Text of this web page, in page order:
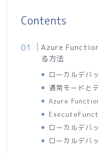
Contents
Azure
る方法
ローカルデバ
通常モードと
Azure
ローカルデバ
ローカルデバ